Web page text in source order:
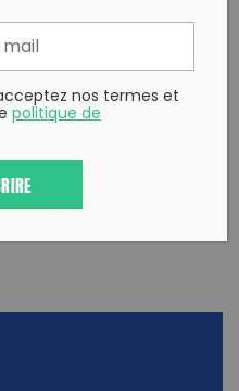
Partager sur Facebook
Partager sur
Twitter
Envoyer à
nos termes et
politique de